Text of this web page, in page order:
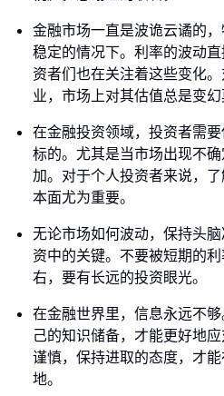
金融市场一直是波诡云谲的
稳定的情况下。利率的波动
资者们也在关注着这些变化
业，市场上对其估值总是变幻
在金融投资领域，投资者需
标的。尤其是当市场出现不
加。对于个人投资者来说，
本面尤为重要。
无论市场如何波动，保持头
资中的关键。不要被短期的
右，要有长远的投资眼光。
在金融世界里，信息永远不
己的知识储备，才能更好地
谨慎，保持进取的态度，才
地。